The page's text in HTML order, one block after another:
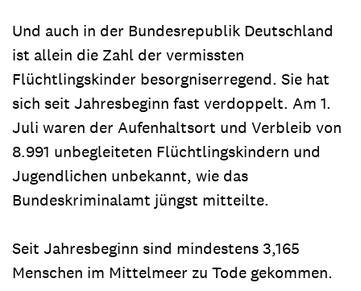
Und auch in der Bundesrepublik Deutschland
ist allein die Zahl der vermissten
Flüchtlingskinder besorgniserregend. Sie hat
sich seit Jahresbeginn fast verdoppelt. Am 1.
Juli waren der Aufenhaltsort und Verbleib von
8.991 unbegleiteten Flüchtlingskindern und
Jugendlichen unbekannt, wie das
Bundeskriminalamt jüngst mitteilte.
Seit Jahresbeginn sind mindestens 3,165
Menschen im Mittelmeer zu Tode gekommen.